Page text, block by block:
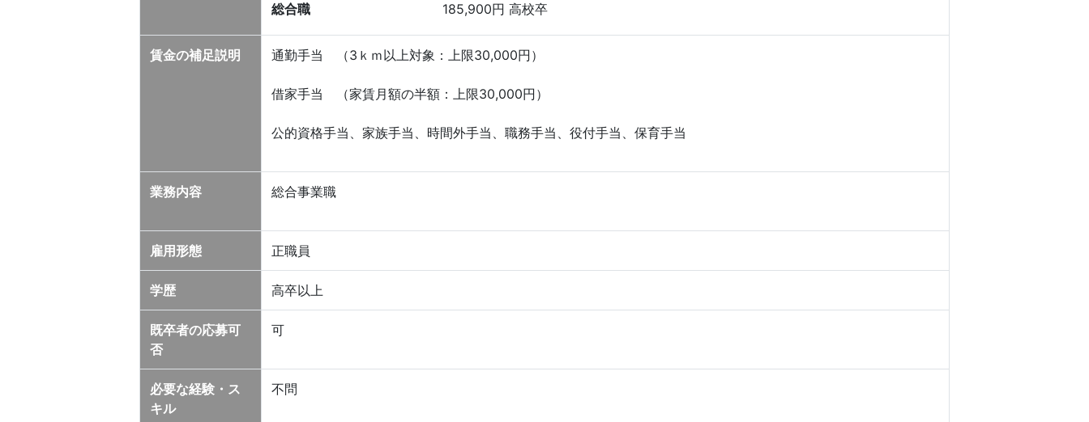
総合職
185,900円 高校卒
賃金の補足説明 通勤手当 （3ｋｍ以上対象：上限30,000円）
借家手当 （家賃月額の半額：上限30,000円）
公的資格手当、家族手当、時間外手当、職務手当、役付手当、保育手当
業務内容 総合事業職
雇用形態 正職員
学歴 高卒以上
既卒者の応募可
否
可
必要な経験・ス
キル
不問